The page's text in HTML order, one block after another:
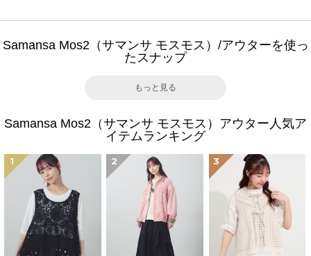
Samansa Mos2（サマンサ モスモス）/アウターを使っ
たスナップ
もっと見る
Samansa Mos2（サマンサ モスモス）アウター人気ア
イテムランキング
1 2 3